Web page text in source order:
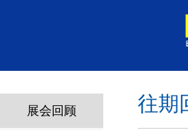
展会回顾 往期